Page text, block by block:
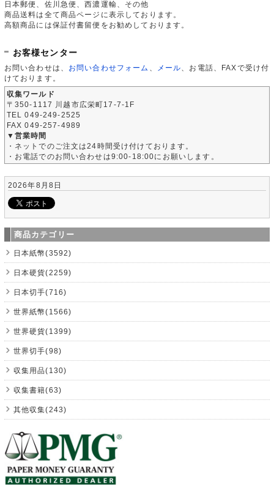
日本郵便、佐川急便、西濃運輸、その他
商品送料は全て商品ページに表示しております。
高額商品には保証付書留便をお勧めしております。
お客様センター
お問い合わせは、 お問い合わせフォーム メール 、お電話、FAXで受け付
けております。
収集ワールド
〒350-1117 川越市広栄町17-7-1F
TEL 049-249-2525
FAX 049-257-4989
▼営業時間
・ネットでのご注文は24時間受け付けております。
・お電話でのお問い合わせは9:00-18:00にお願いします。
2026年8月8日
商品カテゴリー
日本紙幣(3592)
日本硬貨(2259)
日本切手(716)
世界紙幣(1566)
世界硬貨(1399)
世界切手(98)
収集用品(130)
収集書籍(63)
其他収集(243)